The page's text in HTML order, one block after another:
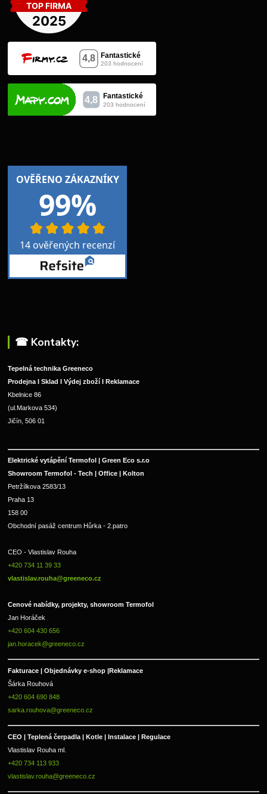
☎︎ Kontakty:
Tepelná technika Greeneco
Prodejna I Sklad I Výdej zboží I Reklamace
Kbelnice 86
(ul.Markova 534)
Jičín, 506 01
Elektrické vytápění Termofol | Green Eco s.r.o
Showroom Termofol - Tech | Office | Kolton
Petržílkova 2583/13
Praha 13
158 00
Obchodní pasáž centrum Hůrka - 2.patro
CEO - Vlastislav Rouha
+420 734 11 39 33
vlastislav.rouha@greeneco.cz
Cenové nabídky, projekty, showroom Termofol
Jan Horáček
+420 604 430 656
jan.horacek@greeneco.cz
Fakturace | Objednávky e-shop |Reklamace
Šárka Rouhová
+420 604 690 848
sarka.rouhova@greeneco.cz
CEO | Teplená čerpadla | Kotle | Instalace | Regulace
Vlastislav Rouha ml.
+420 734 113 933
vlastislav.rouha@greeneco.cz